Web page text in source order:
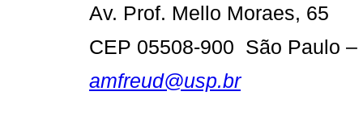
Av. Prof. Mello Moraes, 65
CEP 05508-900 São Paulo –
amfreud@usp.br